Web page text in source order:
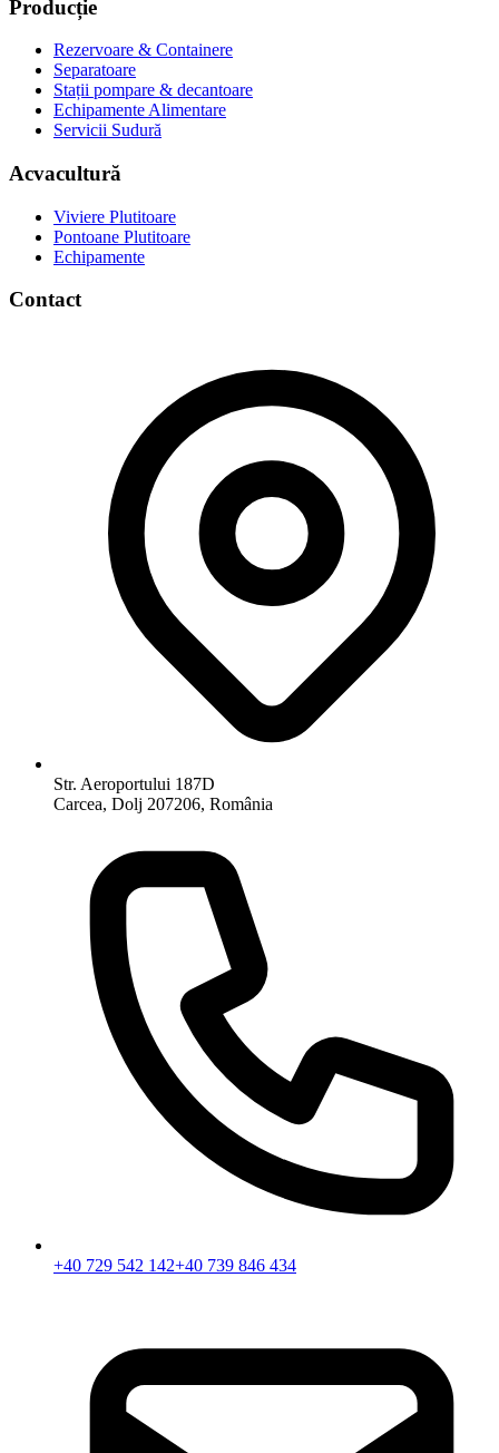
Producție
Rezervoare & Containere
Separatoare
Stații pompare & decantoare
Echipamente Alimentare
Servicii Sudură
Acvacultură
Viviere Plutitoare
Pontoane Plutitoare
Echipamente
Contact
Str. Aeroportului 187D
Carcea, Dolj 207206, România
+40 729 542 142+40 739 846 434